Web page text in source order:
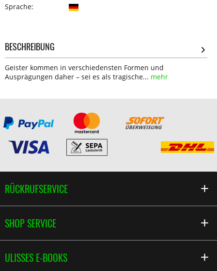
Sprache:
BESCHREIBUNG
Geister kommen in verschiedensten Formen und
Ausprägungen daher – sei es als tragische... mehr
RÜCKRUFSERVICE
SHOP SERVICE
ULISSES E-BOOKS